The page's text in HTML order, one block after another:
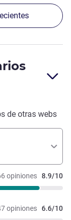
de otras webs
opiniones 8.9/10
opiniones 6.6/10